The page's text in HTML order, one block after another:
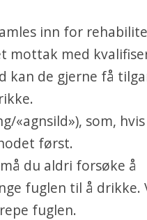
inn for
mottak med
kan de gjerne få
«agnsild»), som,
først.
du aldri forsøke å
fuglen til å drikke.
fuglen.